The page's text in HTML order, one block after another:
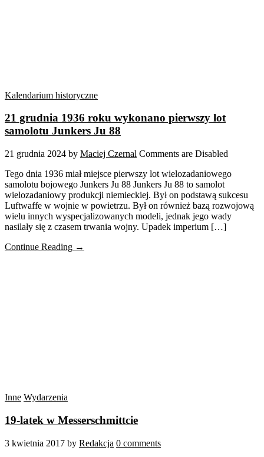
Kalendarium historyczne
21 grudnia 1936 roku wykonano pierwszy lot
samolotu Junkers Ju 88
21 grudnia 2024 by Maciej Czernal Comments are Disabled
Tego dnia 1936 miał miejsce pierwszy lot wielozadaniowego
samolotu bojowego Junkers Ju 88 Junkers Ju 88 to samolot
wielozadaniowy produkcji niemieckiej. Był on podstawą sukcesu
Luftwaffe w wojnie w powietrzu. Był on również bazą rozwojową
wielu innych wyspecjalizowanych modeli, jednak jego wady
nasilały się z czasem trwania wojny. Upadek imperium […]
Continue Reading →
Inne Wydarzenia
19-latek w Messerschmittcie
3 kwietnia 2017 by Redakcja 0 comments